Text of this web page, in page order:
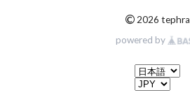
©2026 tephra
powered by